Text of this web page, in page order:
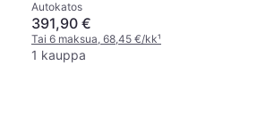
Sivuseinillä
Autokatos
391,90 €
Tai 6 maksua, 68,45 €/kk¹
1 kauppa